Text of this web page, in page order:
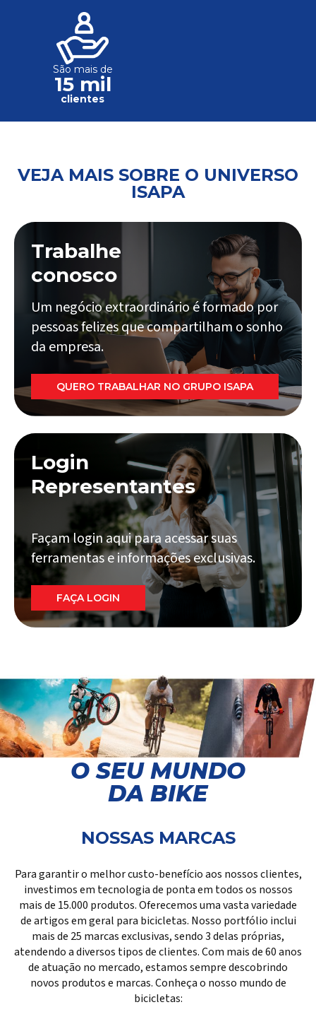
São mais de
15 mil
clientes
VEJA MAIS SOBRE O UNIVERSO
ISAPA
Trabalhe
conosco
Um negócio extraordinário é formado por
pessoas felizes que compartilham o sonho
da empresa.
QUERO TRABALHAR NO GRUPO ISAPA
Login
Representantes
Façam login aqui para acessar suas
ferramentas e informações exclusivas.
FAÇA LOGIN
O SEU MUNDO
DA BIKE
NOSSAS MARCAS
Para garantir o melhor custo-benefício aos nossos clientes,
investimos em tecnologia de ponta em todos os nossos
mais de 15.000 produtos. Oferecemos uma vasta variedade
de artigos em geral para bicicletas. Nosso portfólio inclui
mais de 25 marcas exclusivas, sendo 3 delas próprias,
atendendo a diversos tipos de clientes. Com mais de 60 anos
de atuação no mercado, estamos sempre descobrindo
novos produtos e marcas. Conheça o nosso mundo de
bicicletas: